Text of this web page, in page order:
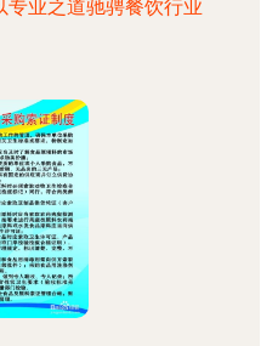
业之道驰骋餐饮行业